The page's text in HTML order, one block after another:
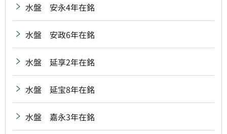
水盤 安永4年在銘
水盤 安政6年在銘
水盤 延享2年在銘
水盤 延宝8年在銘
水盤 嘉永3年在銘